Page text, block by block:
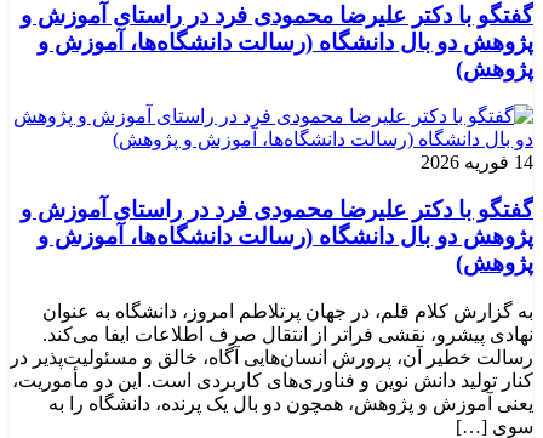
گفتگو با دکتر علیرضا محمودی فرد در راستای آموزش و
پژوهش دو بال دانشگاه (رسالت دانشگاه‌ها، آموزش و
پژوهش)
14 فوریه 2026
گفتگو با دکتر علیرضا محمودی فرد در راستای آموزش و
پژوهش دو بال دانشگاه (رسالت دانشگاه‌ها، آموزش و
پژوهش)
به گزارش کلام قلم، در جهان پرتلاطم امروز، دانشگاه به عنوان
نهادی پیشرو، نقشی فراتر از انتقال صرف اطلاعات ایفا می‌کند.
رسالت خطیر آن، پرورش انسان‌هایی آگاه، خالق و مسئولیت‌پذیر در
کنار تولید دانش نوین و فناوری‌های کاربردی است. این دو مأموریت،
یعنی آموزش و پژوهش، همچون دو بال یک پرنده، دانشگاه را به
سوی […]